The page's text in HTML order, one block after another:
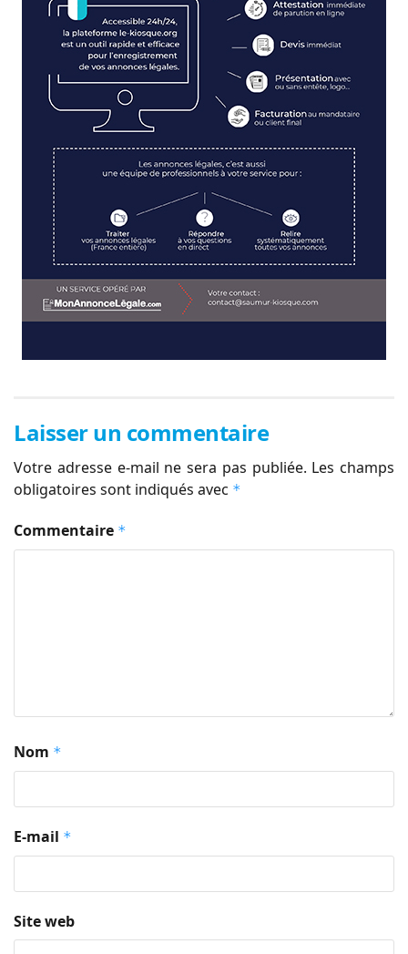
Laisser un commentaire
Votre adresse e-mail ne sera pas publiée. Les champs
obligatoires sont indiqués avec *
Commentaire *
Nom *
E-mail *
Site web